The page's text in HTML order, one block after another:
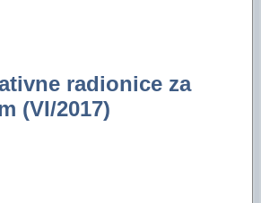
radionice za
(VI/2017)